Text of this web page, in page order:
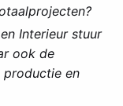
Interieur stuur
ook de
productie en